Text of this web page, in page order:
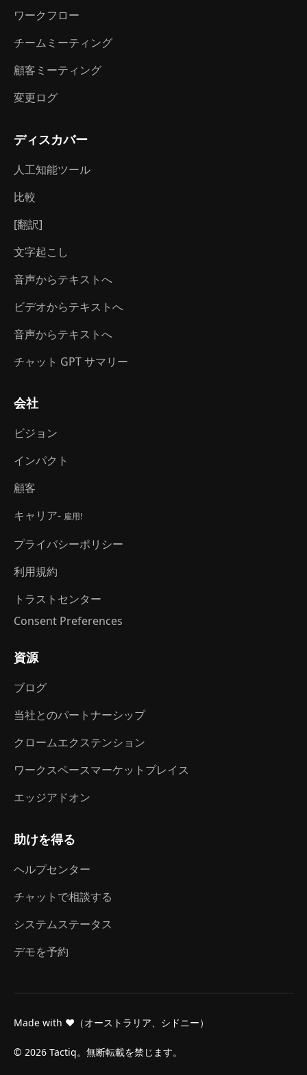
ワークフロー
チームミーティング
顧客ミーティング
変更ログ
ディスカバー
人工知能ツール
比較
[翻訳]
文字起こし
音声からテキストへ
ビデオからテキストへ
音声からテキストへ
チャット GPT サマリー
会社
ビジョン
インパクト
顧客
キャリア- 雇用!
プライバシーポリシー
利用規約
トラストセンター
Consent Preferences
資源
ブログ
当社とのパートナーシップ
クロームエクステンション
ワークスペースマーケットプレイス
エッジアドオン
助けを得る
ヘルプセンター
チャットで相談する
システムステータス
デモを予約
© 2026 Tactiq。無断転載を禁じます。
Made with ❤（オーストラリア、シドニー）